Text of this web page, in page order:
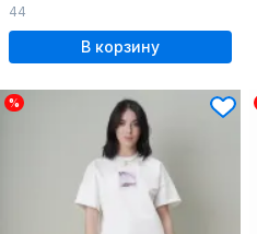
44
В корзину
%